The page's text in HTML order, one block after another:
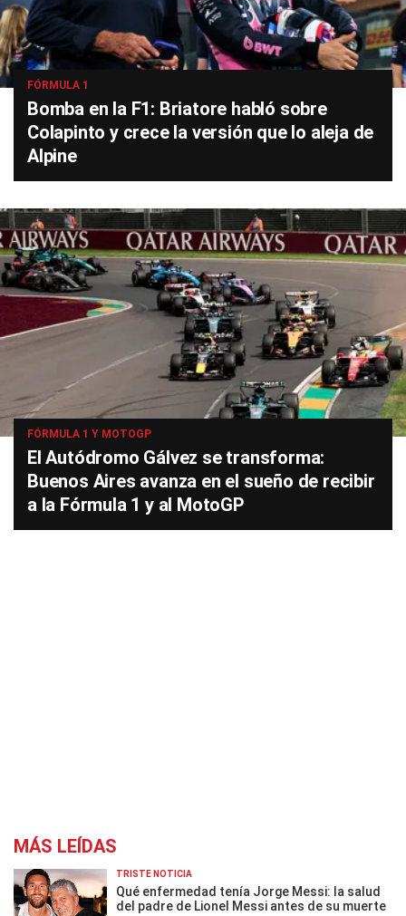
FÓRMULA 1
Bomba en la F1: Briatore habló sobre
Colapinto y crece la versión que lo aleja de
Alpine
FÓRMULA 1 Y MOTOGP
El Autódromo Gálvez se transforma:
Buenos Aires avanza en el sueño de recibir
a la Fórmula 1 y al MotoGP
MÁS LEÍDAS
TRISTE NOTICIA
Qué enfermedad tenía Jorge Messi: la salud
del padre de Lionel Messi antes de su muerte